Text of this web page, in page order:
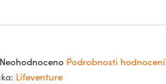
Neohodnoceno Podrobnosti hodnocení
Lifeventure